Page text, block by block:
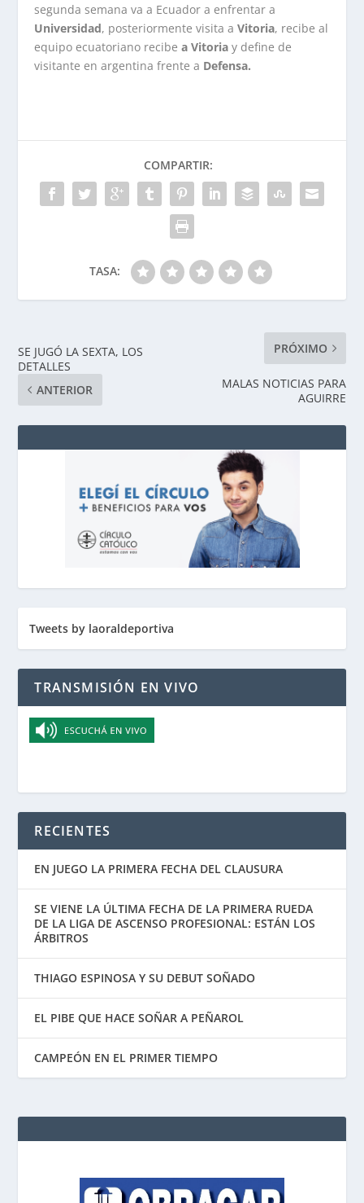
segunda semana va a Ecuador a enfrentar a
Universidad, posteriormente visita aVitoria, recibe al
equipo ecuatoriano recibea Vitoria y define de
visitante en argentina frente a Defensa.
COMPARTIR:
TASA:
SE JUGÓ LA SEXTA, LOS
DETALLES
ANTERIOR
PRÓXIMO
MALAS NOTICIAS PARA
AGUIRRE
Tweets by laoraldeportiva
TRANSMISIÓN EN VIVO
RECIENTES
EN JUEGO LA PRIMERA FECHA DEL CLAUSURA
SE VIENE LA ÚLTIMA FECHA DE LA PRIMERA RUEDA
DE LA LIGA DE ASCENSO PROFESIONAL: ESTÁN LOS
ÁRBITROS
THIAGO ESPINOSA Y SU DEBUT SOÑADO
EL PIBE QUE HACE SOÑAR A PEÑAROL
CAMPEÓN EN EL PRIMER TIEMPO